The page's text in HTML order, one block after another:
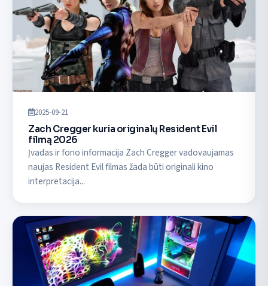
2025-09-21
Zach Cregger kuria originalų Resident Evil
filmą 2026
Įvadas ir fono informacija Zach Cregger vadovaujamas
naujas Resident Evil filmas žada būti originali kino
interpretacija...